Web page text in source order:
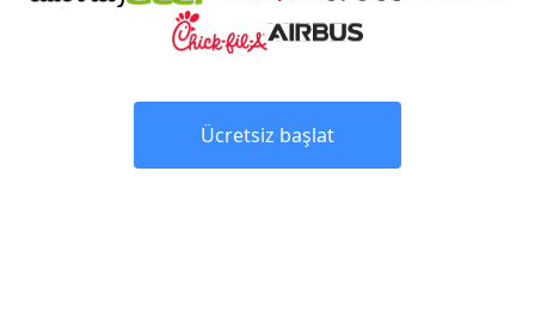
Ücretsiz başlat